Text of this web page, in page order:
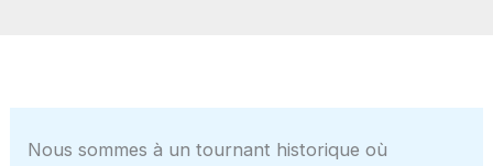
Nous sommes à un tournant historique où